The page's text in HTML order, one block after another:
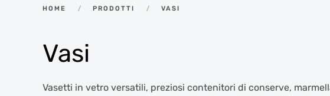
HOME PRODOTTI VASI
Vasi
Vasetti in vetro versatili, preziosi contenitori di conserve,